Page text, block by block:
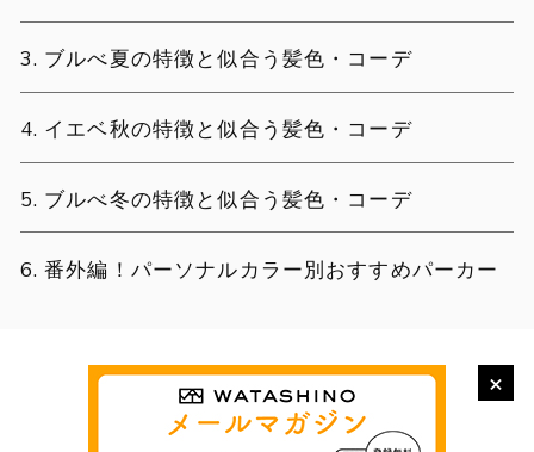
ブルべ夏の特徴と似合う髪色・コーデ
イエベ秋の特徴と似合う髪色・コーデ
ブルべ冬の特徴と似合う髪色・コーデ
番外編！パーソナルカラー別おすすめパーカー
×